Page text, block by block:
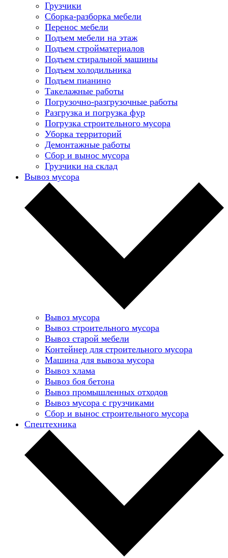
Грузчики
Сборка-разборка мебели
Перенос мебели
Подъем мебели на этаж
Подъем стройматериалов
Подъем стиральной машины
Подъем холодильника
Подъем пианино
Такелажные работы
Погрузочно-разгрузочные работы
Разгрузка и погрузка фур
Погрузка строительного мусора
Уборка территорий
Демонтажные работы
Сбор и вынос мусора
Грузчики на склад
Вывоз мусора
Вывоз мусора
Вывоз строительного мусора
Вывоз старой мебели
Контейнер для строительного мусора
Машина для вывоза мусора
Вывоз хлама
Вывоз боя бетона
Вывоз промышленных отходов
Вывоз мусора с грузчиками
Сбор и вынос строительного мусора
Спецтехника